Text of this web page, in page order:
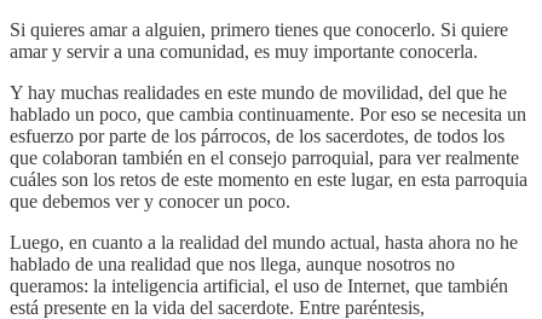
Si quieres amar a alguien, primero tienes que conocerlo. Si quiere
amar y servir a una comunidad, es muy importante conocerla.
Y hay muchas realidades en este mundo de movilidad, del que he
hablado un poco, que cambia continuamente. Por eso se necesita un
esfuerzo por parte de los párrocos, de los sacerdotes, de todos los
que colaboran también en el consejo parroquial, para ver realmente
cuáles son los retos de este momento en este lugar, en esta parroquia
que debemos ver y conocer un poco.
Luego, en cuanto a la realidad del mundo actual, hasta ahora no he
hablado de una realidad que nos llega, aunque nosotros no
queramos: la inteligencia artificial, el uso de Internet, que también
está presente en la vida del sacerdote. Entre paréntesis,